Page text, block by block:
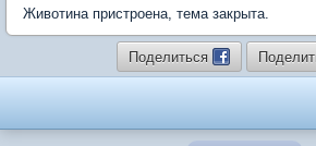
Животина пристроена, тема закрыта.
Поделиться